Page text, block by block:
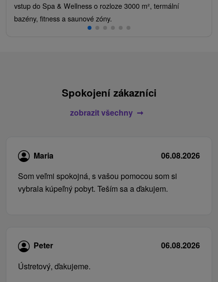
vstup do Spa & Wellness o rozloze 3000 m², termální
bazény, fitness a saunové zóny.
Spokojení zákazníci
zobrazit všechny
Maria
06.08.2026
Som veľmi spokojná, s vašou pomocou som si
vybrala kúpeľný pobyt. Teším sa a ďakujem.
Peter
06.08.2026
Ústretový, ďakujeme.